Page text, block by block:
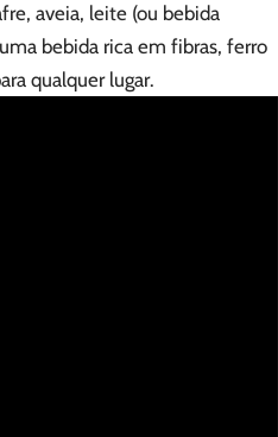
aveia, leite (ou bebida
bebida rica em fibras, ferro
qualquer lugar.